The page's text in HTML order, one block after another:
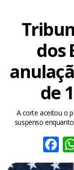
dos
de
A corte aceitou o
suspenso